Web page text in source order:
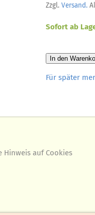
Zzgl.Versand.
Sofort ab
In den
Für später
Hinweis auf Cookies